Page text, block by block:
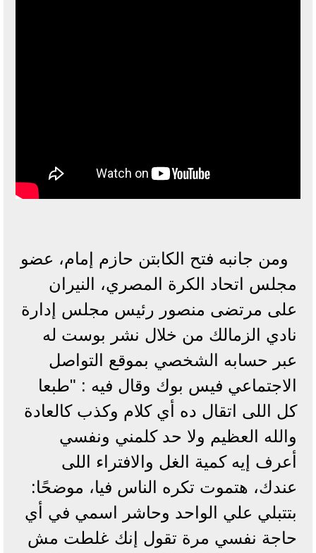
ومن جانبه فتح الكابتن حازم إمام، عضو
مجلس اتحاد الكرة المصري، النيران
على مرتضى منصور رئيس مجلس إدارة
نادي الزمالك من خلال نشر بوست له
عبر حسابه الشخصي بموقع التواصل
الاجتماعي فيس بوك وقال فيه : "طبعا
كل اللى اتقال ده أي كلام وكذب كالعادة
والله العظيم ولا حد كلمني ونفسي
أعرف إيه كمية الغل والافتراء اللى
عندك، هتموت تكره الناس فيا، موضحًا:
بتتبلي علي الواحد وحاشر اسمي في أي
حاجة نفسي مرة تقول إنك غلطت مش